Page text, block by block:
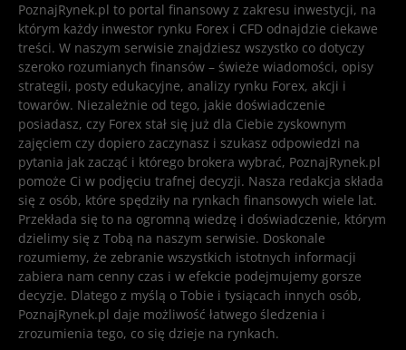
PoznajRynek.pl to portal finansowy z zakresu inwestycji, na
którym każdy inwestor rynku Forex i CFD odnajdzie ciekawe
treści. W naszym serwisie znajdziesz wszystko co dotyczy
szeroko rozumianych finansów – świeże wiadomości, opisy
strategii, posty edukacyjne, analizy rynku Forex, akcji i
towarów. Niezależnie od tego, jakie doświadczenie
posiadasz, czy Forex stał się już dla Ciebie zyskownym
zajęciem czy dopiero zaczynasz i szukasz odpowiedzi na
pytania jak zacząć i którego brokera wybrać, PoznajRynek.pl
pomoże Ci w podjęciu trafnej decyzji. Nasza redakcja składa
się z osób, które spędziły na rynkach finansowych wiele lat.
Przekłada się to na ogromną wiedzę i doświadczenie, którym
dzielimy się z Tobą na naszym serwisie. Doskonale
rozumiemy, że zebranie wszystkich istotnych informacji
zabiera nam cenny czas i w efekcie podejmujemy gorsze
decyzje. Dlatego z myślą o Tobie i tysiącach innych osób,
PoznajRynek.pl daje możliwość łatwego śledzenia i
zrozumienia tego, co się dzieje na rynkach.